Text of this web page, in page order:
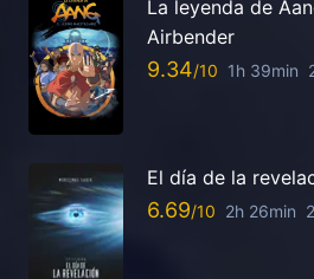
La leyenda de
Airbender
9.34 1h 39min
El día de la
6.69 2h 26min